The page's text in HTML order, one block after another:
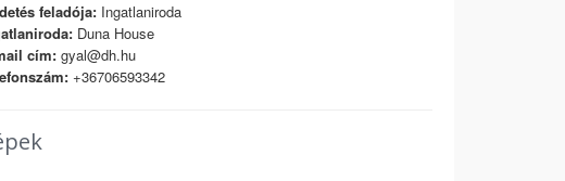
feladója:Ingatlaniroda
Duna House
cím:gyal@dh.hu
+36706593342